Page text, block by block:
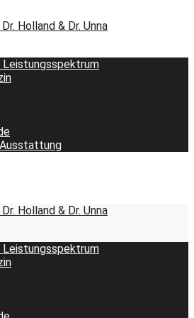
Leistungsspektrum
Leistungsspektrum